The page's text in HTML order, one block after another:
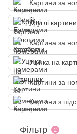
Картини за
Круглі
Картина за
Уцінка на
Картини за
Картини з
Фільтр 2